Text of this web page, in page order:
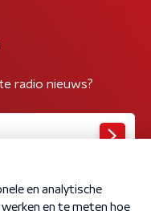
radio nieuws?